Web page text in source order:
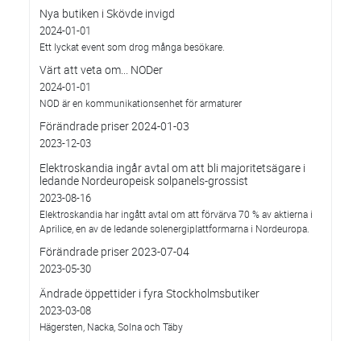
Nya butiken i Skövde invigd
2024-01-01
Ett lyckat event som drog många besökare.
Värt att veta om... NODer
2024-01-01
NOD är en kommunikationsenhet för armaturer
Förändrade priser 2024-01-03
2023-12-03
Elektroskandia ingår avtal om att bli majoritetsägare i
ledande Nordeuropeisk solpanels-grossist
2023-08-16
Elektroskandia har ingått avtal om att förvärva 70 % av aktierna i
Aprilice, en av de ledande solenergiplattformarna i Nordeuropa.
Förändrade priser 2023-07-04
2023-05-30
Ändrade öppettider i fyra Stockholmsbutiker
2023-03-08
Hägersten, Nacka, Solna och Täby